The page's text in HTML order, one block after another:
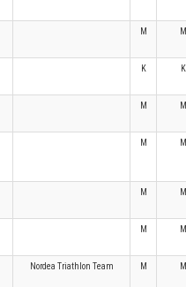
M
K
M
M
M
M
Nordea Triathlon Team M